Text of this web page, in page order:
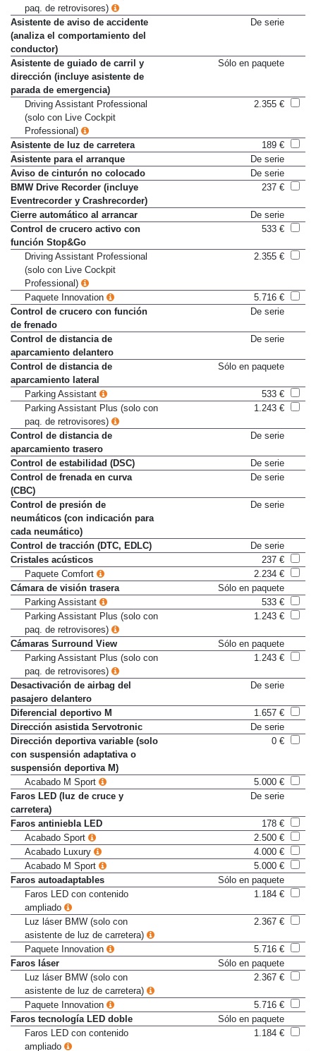
Parking Assistant Plus (solo con
paq. de retrovisores)
Asistente de aviso de accidente
(analiza el comportamiento del
conductor)
Asistente de guiado de carril y
dirección (incluye asistente de
parada de emergencia)
Driving Assistant Professional
(solo con Live Cockpit
Professional)
Asistente de luz de carretera
189 €
Asistente para el arranque
De serie
Aviso de cinturón no colocado
De serie
BMW Drive Recorder (incluye
Eventrecorder y Crashrecorder)
Cierre automático al arrancar
De serie
Control de crucero activo con
función Stop&Go
Driving Assistant Professional
(solo con Live Cockpit
Professional)
Paquete Innovation
5.716 €
Control de crucero con función
de frenado
Control de distancia de
aparcamiento delantero
Control de distancia de
aparcamiento lateral
Parking Assistant
533 €
Parking Assistant Plus (solo con
paq. de retrovisores)
Control de distancia de
aparcamiento trasero
Control de estabilidad (DSC)
De serie
Control de frenada en curva
(CBC)
Control de presión de
neumáticos (con indicación para
cada neumático)
Control de tracción (DTC, EDLC)
De serie
Cristales acústicos
237 €
Paquete Comfort
2.234 €
Cámara de visión trasera
Sólo en paquete
Parking Assistant
533 €
Parking Assistant Plus (solo con
paq. de retrovisores)
Cámaras Surround View
Sólo en paquete
Parking Assistant Plus (solo con
paq. de retrovisores)
Desactivación de airbag del
pasajero delantero
Diferencial deportivo M
1.657 €
Dirección asistida Servotronic
De serie
Dirección deportiva variable (solo
con suspensión adaptativa o
suspensión deportiva M)
Acabado M Sport
5.000 €
Faros LED (luz de cruce y
carretera)
Faros antiniebla LED
178 €
Acabado Sport
2.500 €
Acabado Luxury
4.000 €
Acabado M Sport
5.000 €
Faros autoadaptables
Sólo en paquete
Faros LED con contenido
ampliado
Luz láser BMW (solo con
asistente de luz de carretera)
Paquete Innovation
5.716 €
Faros láser
Sólo en paquete
Luz láser BMW (solo con
asistente de luz de carretera)
Paquete Innovation
5.716 €
Faros tecnología LED doble
Sólo en paquete
Faros LED con contenido